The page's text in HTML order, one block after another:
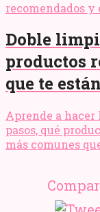
Doble
productos
que te
Aprende a
pasos, qué
más comunes